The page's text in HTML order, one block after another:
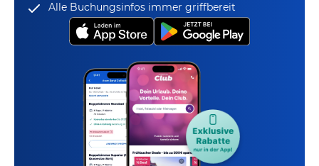
Alle Buchungsinfos immer griffbereit